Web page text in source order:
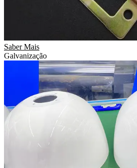
Saber Mais
Galvanização